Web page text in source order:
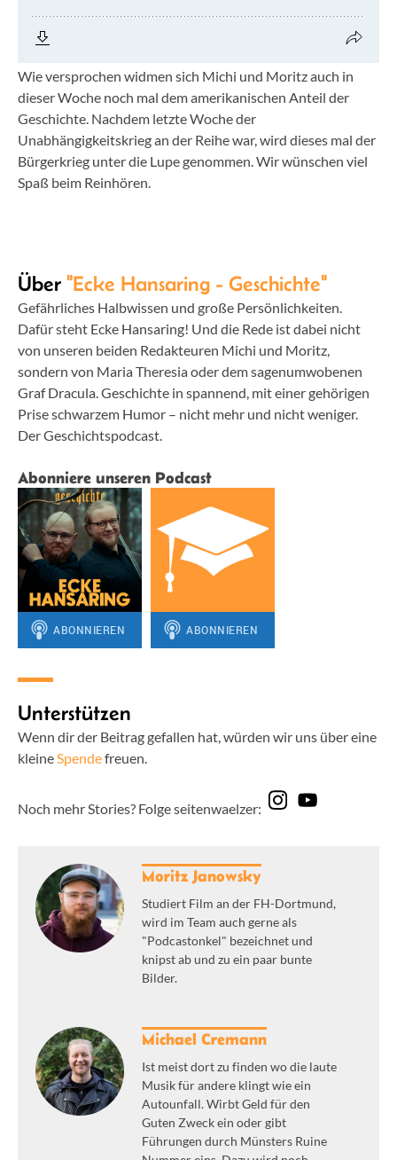
Wie versprochen widmen sich Michi und Moritz auch in
dieser Woche noch mal dem amerikanischen Anteil der
Geschichte. Nachdem letzte Woche der
Unabhängigkeitskrieg an der Reihe war, wird dieses mal der
Bürgerkrieg unter die Lupe genommen. Wir wünschen viel
Spaß beim Reinhören.
Über "Ecke Hansaring - Geschichte"
Gefährliches Halbwissen und große Persönlichkeiten.
Dafür steht Ecke Hansaring! Und die Rede ist dabei nicht
von unseren beiden Redakteuren Michi und Moritz,
sondern von Maria Theresia oder dem sagenumwobenen
Graf Dracula. Geschichte in spannend, mit einer gehörigen
Prise schwarzem Humor – nicht mehr und nicht weniger.
Der Geschichtspodcast.
Abonniere unseren Podcast
Unterstützen
Wenn dir der Beitrag gefallen hat, würden wir uns über eine
kleineSpendefreuen.
Noch mehr Stories? Folge seitenwaelzer:
Moritz Janowsky
Studiert Film an der FH-Dortmund,
wird im Team auch gerne als
"Podcastonkel" bezeichnet und
knipst ab und zu ein paar bunte
Bilder.
Michael Cremann
Ist meist dort zu finden wo die laute
Musik für andere klingt wie ein
Autounfall. Wirbt Geld für den
Guten Zweck ein oder gibt
Führungen durch Münsters Ruine